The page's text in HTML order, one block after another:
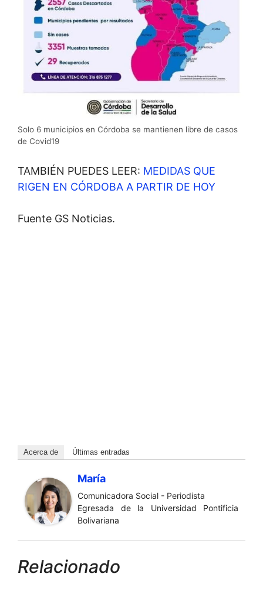
Solo 6 municipios en Córdoba se mantienen libre de casos
de Covid19
TAMBIÉN PUEDES LEER: MEDIDAS QUE
RIGEN EN CÓRDOBA A PARTIR DE HOY
Fuente GS Noticias.
Acerca de Últimas entradas
María
Comunicadora Social - Periodista
Egresada de la Universidad Pontificia
Bolivariana
Relacionado